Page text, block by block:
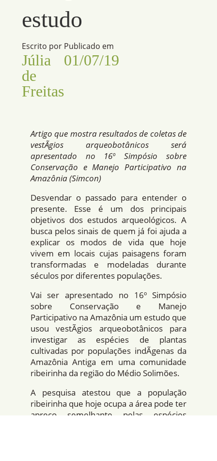
estudo
Escrito por
Júlia
de
Freitas
Publicado em
01/07/19
Artigo que mostra resultados de coletas de
vestÃ­gios arqueobotânicos será
apresentado no 16º Simpósio sobre
Conservação e Manejo Participativo na
Amazônia (Simcon)
Desvendar o passado para entender o
presente. Esse é um dos principais
objetivos dos estudos arqueológicos. A
busca pelos sinais de quem já foi ajuda a
explicar os modos de vida que hoje
vivem em locais cujas paisagens foram
transformadas e modeladas durante
séculos por diferentes populações.
Vai ser apresentado no 16º Simpósio
sobre Conservação e Manejo
Participativo na Amazônia um estudo que
usou vestÃ­gios arqueobotânicos para
investigar as espécies de plantas
cultivadas por populações indÃ­genas da
Amazônia Antiga em uma comunidade
ribeirinha da região do Médio Solimões.
A pesquisa atestou que a população
ribeirinha que hoje ocupa a área pode ter
apreço semelhante pelas espécies